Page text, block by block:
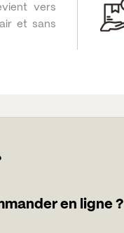
vers
et sans
en ligne ?